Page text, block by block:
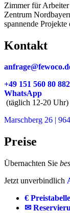
Zimmer für
Zentrum
spannende
Kontakt
+49 151 560 80 882
WhatsApp
(täglich 12-20 Uhr)
Marschberg 26 |
Preise
Übernachten Sie
Jetzt unverbindlich
€ Preistabelle
✉